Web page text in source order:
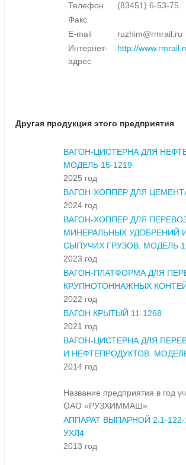
Телефон
(83451) 6-53-75
Факс
E-mail
ruzhim@rmrail.ru
Интернет-
адрес
http://
Другая продукция этого предприятия
ВАГОН-ЦИСТЕРНА ДЛЯ
МОДЕЛЬ 15-1219
2025 год
ВАГОН-ХОППЕР ДЛЯ
2024 год
ВАГОН-ХОППЕР ДЛЯ
МИНЕРАЛЬНЫХ УДОБРЕНИЙ
СЫПУЧИХ ГРУЗОВ. МОДЕЛЬ
2023 год
ВАГОН-ПЛАТФОРМА ДЛЯ
КРУПНОТОННАЖНЫХ
2022 год
ВАГОН КРЫТЫЙ 11-1268
2021 год
ВАГОН-ЦИСТЕРНА ДЛЯ
И НЕФТЕПРОДУКТОВ.
2014 год
Название предприятия в год
ОАО «РУЗХИММАШ»
АППАРАТ ВЫПАРНОЙ 2.1-122-
УХЛ4
2013 год